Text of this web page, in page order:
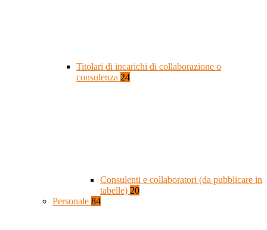
Titolari di incarichi di collaborazione o
consulenza 24
Consulenti e collaboratori (da pubblicare in
tabelle) 20
Personale 84